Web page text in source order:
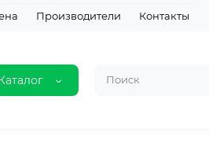
Производители Контакты